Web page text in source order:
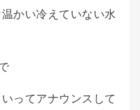
かい冷えていない水
ってアナウンスして